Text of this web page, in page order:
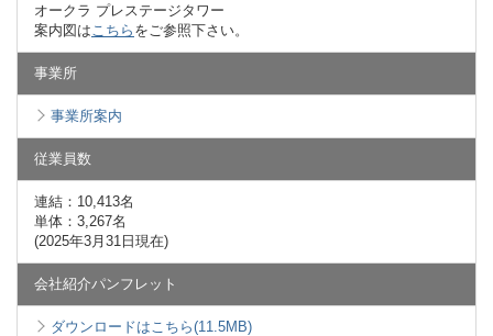
オークラ プレステージタワー
案内図はこちら をご参照下さい。
事業所
事業所案内
従業員数
連結：10,413名
単体：3,267名
(2025年3月31日現在)
会社紹介パンフレット
ダウンロードはこちら(11.5MB)